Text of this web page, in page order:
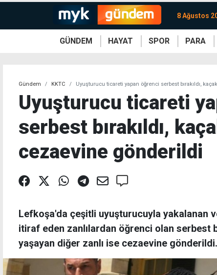
8 Ağustos
GÜNDEM HAYAT SPOR PARA
Gündem KKTC Uyuşturucu ticareti yapan öğrenci serbest bırakıldı,
Uyuşturucu ticareti
serbest bırakıldı,
cezaevine gönderildi
Lefkoşa'da çeşitli uyuşturucuyla yakalanan
itiraf eden zanlılardan öğrenci olan serbest
yaşayan diğer zanlı ise cezaevine gönderildi.